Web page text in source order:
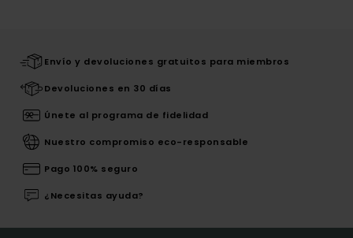
Envío y devoluciones gratuitos para miembros
Devoluciones en 30 días
Únete al programa de fidelidad
Nuestro compromiso eco-responsable
Pago 100% seguro
¿Necesitas ayuda?